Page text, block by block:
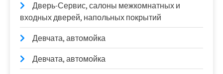
Дверь-Сервис, салоны межкомнатных и
входных дверей, напольных покрытий
Девчата, автомойка
Девчата, автомойка